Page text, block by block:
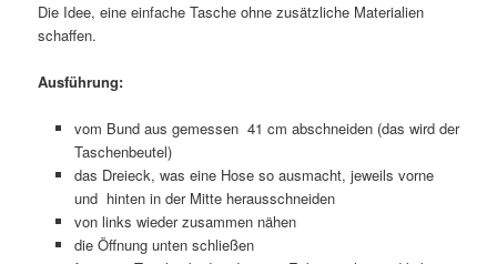
Die Idee, eine einfache Tasche ohne zusätzliche Materialien
schaffen.
Ausführung:
vom Bund aus gemessen 41 cm abschneiden (das wird der
Taschenbeutel)
das Dreieck, was eine Hose so ausmacht, jeweils vorne
und hinten in der Mitte herausschneiden
von links wieder zusammen nähen
die Öffnung unten schließen